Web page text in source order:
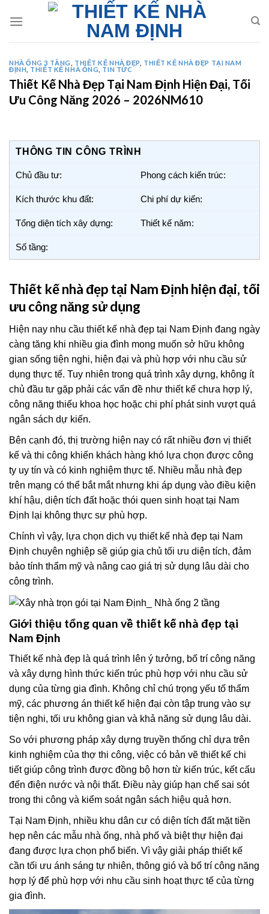
NHÀ ỐNG 3 TẦNG THIẾT KẾ NHÀ ĐẸP
THIẾT KẾ NHÀ ĐẸP TẠI NAM
ĐỊNH
THIẾT KẾ NHÀ ỐNG TIN TỨC
Thiết Kế Nhà Đẹp Tại Nam Định Hiện Đại, Tối
Ưu Công Năng 2026 – 2026NM610
THÔNG TIN CÔNG TRÌNH
Chủ đầu tư: Phong cách kiến trúc:
Kích thước khu đất: Chi phí dự kiến:
Tổng diện tích xây dựng: Thiết kế năm:
Số tầng:
Thiết kế nhà đẹp tại Nam Định hiện đại, tối
ưu công năng sử dụng
Hiện nay nhu cầu thiết kế nhà đẹp tại Nam Định đang ngày
càng tăng khi nhiều gia đình mong muốn sở hữu không
gian sống tiện nghi, hiện đại và phù hợp với nhu cầu sử
dụng thực tế. Tuy nhiên trong quá trình xây dựng, không ít
chủ đầu tư gặp phải các vấn đề như thiết kế chưa hợp lý,
công năng thiếu khoa học hoặc chi phí phát sinh vượt quá
ngân sách dự kiến.
Bên cạnh đó, thị trường hiện nay có rất nhiều đơn vị thiết
kế và thi công khiến khách hàng khó lựa chọn được công
ty uy tín và có kinh nghiệm thực tế. Nhiều mẫu nhà đẹp
trên mạng có thể bắt mắt nhưng khi áp dụng vào điều kiện
khí hậu, diện tích đất hoặc thói quen sinh hoạt tại Nam
Định lại không thực sự phù hợp.
Chính vì vậy, lựa chọn dịch vụ thiết kế nhà đẹp tại Nam
Định chuyên nghiệp sẽ giúp gia chủ tối ưu diện tích, đảm
bảo tính thẩm mỹ và nâng cao giá trị sử dụng lâu dài cho
công trình.
Giới thiệu tổng quan về thiết kế nhà đẹp tại
Nam Định
Thiết kế nhà đẹp là quá trình lên ý tưởng, bố trí công năng
và xây dựng hình thức kiến trúc phù hợp với nhu cầu sử
dụng của từng gia đình. Không chỉ chú trọng yếu tố thẩm
mỹ, các phương án thiết kế hiện đại còn tập trung vào sự
tiện nghi, tối ưu không gian và khả năng sử dụng lâu dài.
So với phương pháp xây dựng truyền thống chỉ dựa trên
kinh nghiệm của thợ thi công, việc có bản vẽ thiết kế chi
tiết giúp công trình được đồng bộ hơn từ kiến trúc, kết cấu
đến điện nước và nội thất. Điều này giúp hạn chế sai sót
trong thi công và kiểm soát ngân sách hiệu quả hơn.
Tại Nam Định, nhiều khu dân cư có diện tích đất mặt tiền
hẹp nên các mẫu nhà ống, nhà phố và biệt thự hiện đại
đang được lựa chọn phổ biến. Vì vậy giải pháp thiết kế
cần tối ưu ánh sáng tự nhiên, thông gió và bố trí công năng
hợp lý để phù hợp với nhu cầu sinh hoạt thực tế của từng
gia đình.